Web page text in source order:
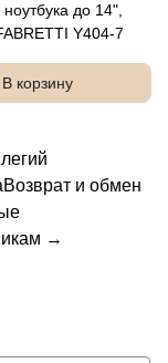
до 14",
Y404-7
В корзину
Возврат и обмен
→